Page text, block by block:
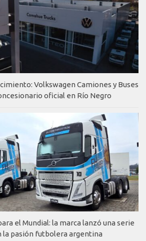
Volkswagen Camiones y Buses
oficial en Río Negro
el Mundial: la marca lanzó una serie
la pasión futbolera argentina